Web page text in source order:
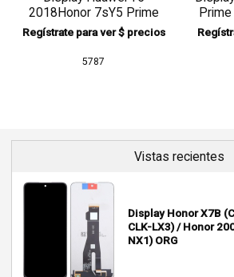
2018Honor 7sY5 Prime
Regístrate para ver $ precios
5787
Vistas recientes
Display Honor X7B
CLK-LX3) / Honor
NX1) ORG